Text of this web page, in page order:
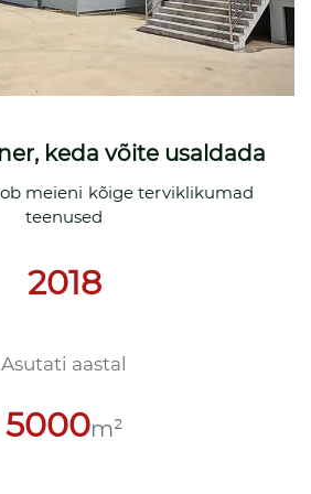
keda võite usaldada
meieni kõige terviklikumad
teenused
2018
Asutati aastal
5000m²